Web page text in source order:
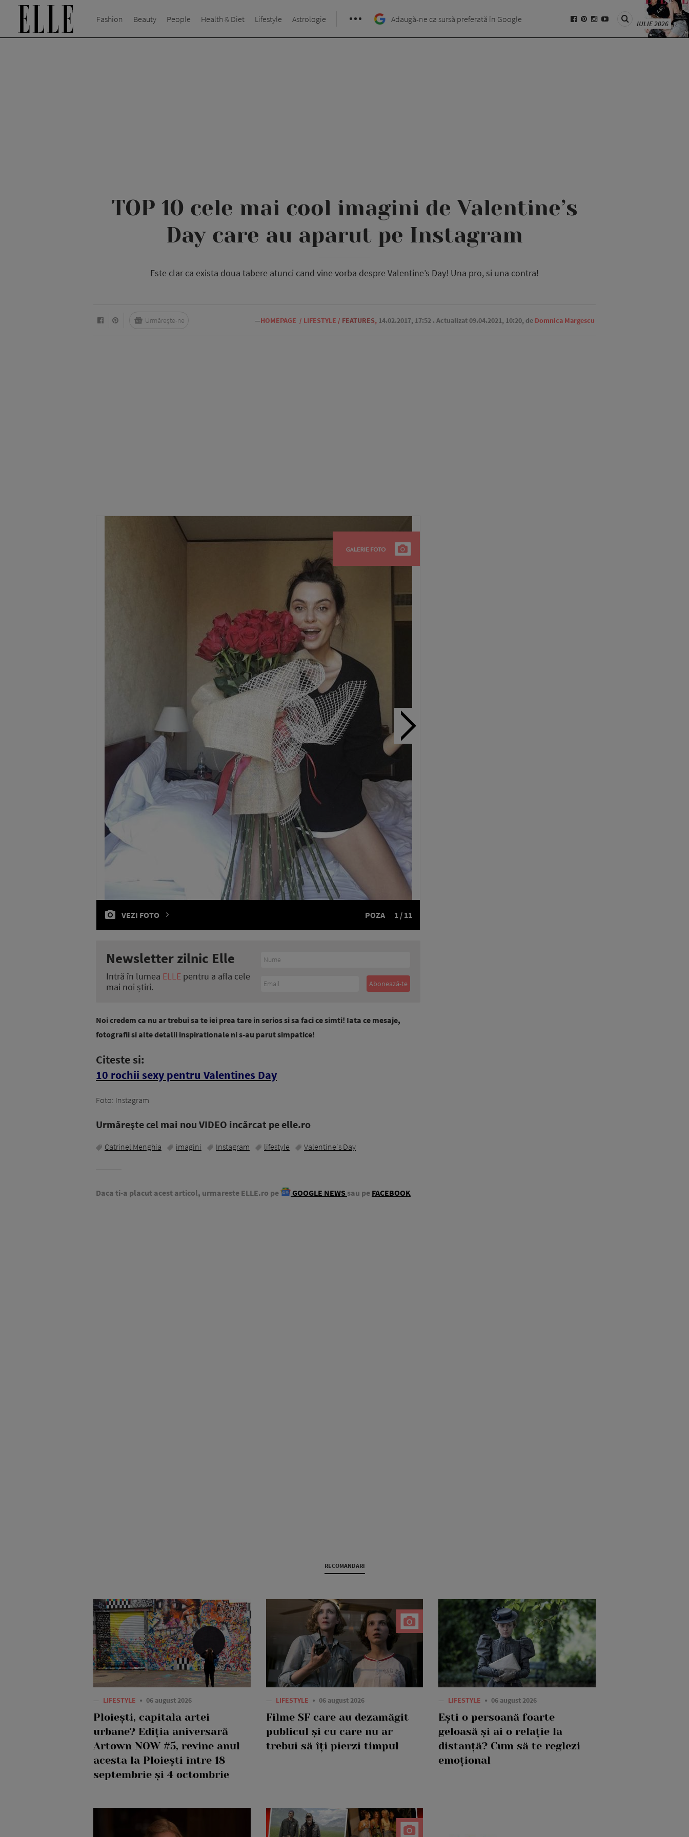
Fashion Beauty People Health & Diet Lifestyle Astrologie Adaugă-ne ca sursă preferată în Google IULIE 2026
TOP 10 cele mai cool imagini de Valentine’s
Day care au aparut pe Instagram
Este clar ca exista doua tabere atunci cand vine vorba despre Valentine’s Day! Una pro, si una contra!
—HOMEPAGE / LIFESTYLE / FEATURES, 14.02.2017, 17:52 . Actualizat 09.04.2021, 10:20, de Domnica Margescu
Urmărește-ne
VEZI FOTO POZA 1 / 11
Newsletter zilnic Elle
Intră în lumea ELLE pentru a afla cele
mai noi știri.
Noi credem ca nu ar trebui sa te iei prea tare in serios si sa faci ce simti! Iata ce mesaje,
fotografii si alte detalii inspirationale ni s-au parut simpatice!
Citeste si:
10 rochii sexy pentru Valentines Day
Foto: Instagram
Urmăreşte cel mai nou VIDEO incărcat pe elle.ro
Catrinel Menghia imagini Instagram lifestyle Valentine's Day
Daca ti-a placut acest articol, urmareste ELLE.ro pe GOOGLE NEWS sau pe FACEBOOK
RECOMANDARI
— LIFESTYLE 06 august 2026
Ploiești, capitala artei
urbane? Ediția aniversară
Artown NOW #5, revine anul
acesta la Ploiești între 18
septembrie și 4 octombrie
— LIFESTYLE 06 august 2026
Filme SF care au dezamăgit
publicul și cu care nu ar
trebui să îți pierzi timpul
— LIFESTYLE 06 august 2026
Ești o persoană foarte
geloasă și ai o relație la
distanță? Cum să te reglezi
emoțional